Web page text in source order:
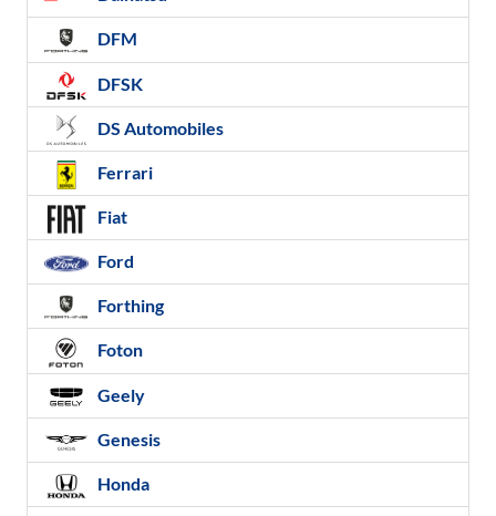
DFM
DFSK
DS Automobiles
Ferrari
Fiat
Ford
Forthing
Foton
Geely
Genesis
Honda